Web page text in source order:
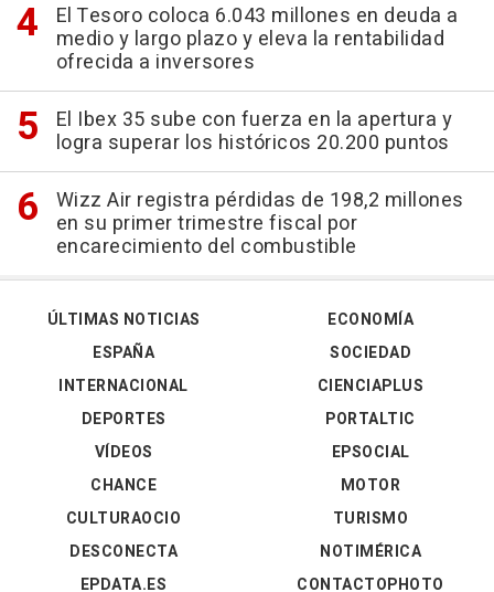
El Tesoro coloca 6.043 millones en deuda a
medio y largo plazo y eleva la rentabilidad
ofrecida a inversores
El Ibex 35 sube con fuerza en la apertura y
logra superar los históricos 20.200 puntos
Wizz Air registra pérdidas de 198,2 millones
en su primer trimestre fiscal por
encarecimiento del combustible
ÚLTIMAS NOTICIAS
ESPAÑA
INTERNACIONAL
DEPORTES
VÍDEOS
ECONOMÍA
SOCIEDAD
CIENCIAPLUS
PORTALTIC
EPSOCIAL
CHANCE
CULTURAOCIO
DESCONECTA
EPDATA.ES
MOTOR
TURISMO
NOTIMÉRICA
CONTACTOPHOTO